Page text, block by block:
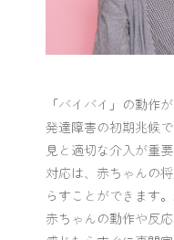
「バイバイ」の動作
発達障害の初期兆候
見と適切な介入が重
対応は、赤ちゃんの
らすことができます
赤ちゃんの動作や反